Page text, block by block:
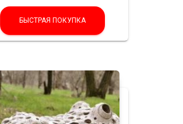
БЫСТРАЯ ПОКУПКА